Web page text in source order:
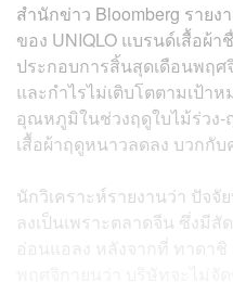
สำนักข่าว Bloomberg ราย
ของ UNIQLO แบรนด์เสื้อผ้
ประกอบการสิ้นสุดเดือนพฤศ
และกำไรไม่เติบโตตามเป้า
อุณหภูมิในช่วงฤดูใบไม้ร่วง
เสื้อผ้าฤดูหนาวลดลง บวกกั
นักวิเคราะห์รายงานว่า ปัจจั
ลงเป็นเพราะตลาดจีน ซึ่งมีสั
อ่อนแอลง หลังจากที่ ทาดาชิ